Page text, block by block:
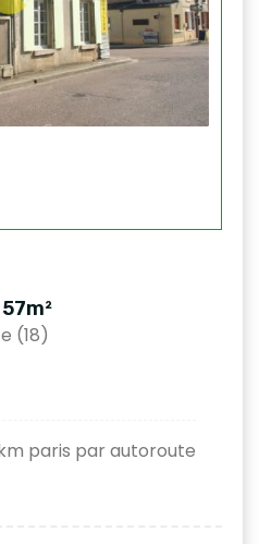
(18)
paris par autoroute